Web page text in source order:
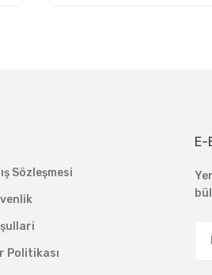
Sözleşmesi
Politikası
E-